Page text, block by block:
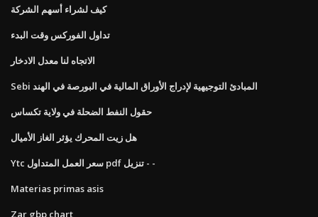
كيف لشراء أسهم الشركة
تداول الفوركس وقت البدء
الاتجاه لنا معدل الادخار
Sebi المبادئ التوجيهية لإدراج الأوراق المالية في البورصة في الهند
حقول النفط الضحلة في ولاية تكساس
هل زيت المحرك يؤثر الغاز الأميال
Ytc سعر العمل المتداول pdf تنزيل - -
Materias primas asis
Zar gbp chart